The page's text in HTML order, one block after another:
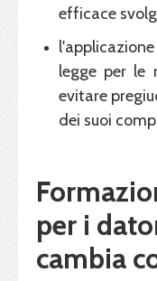
efficace
legge per le
evitare
dei suoi
per i
cambia